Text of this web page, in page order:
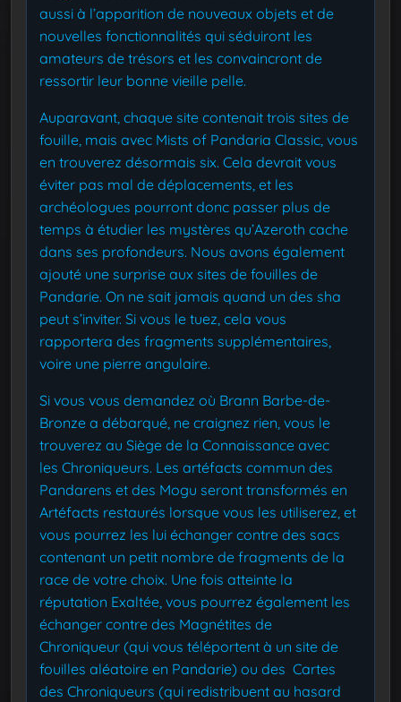
aussi à l’apparition de nouveaux objets et de
nouvelles fonctionnalités qui séduiront les
amateurs de trésors et les convaincront de
ressortir leur bonne vieille pelle.
Auparavant, chaque site contenait trois sites de
fouille, mais avec Mists of Pandaria Classic, vous
en trouverez désormais six. Cela devrait vous
éviter pas mal de déplacements, et les
archéologues pourront donc passer plus de
temps à étudier les mystères qu’Azeroth cache
dans ses profondeurs. Nous avons également
ajouté une surprise aux sites de fouilles de
Pandarie. On ne sait jamais quand un des sha
peut s’inviter. Si vous le tuez, cela vous
rapportera des fragments supplémentaires,
voire une pierre angulaire.
Si vous vous demandez où Brann Barbe-de-
Bronze a débarqué, ne craignez rien, vous le
trouverez au Siège de la Connaissance avec
les Chroniqueurs. Les artéfacts commun des
Pandarens et des Mogu seront transformés en
Artéfacts restaurés lorsque vous les utiliserez, et
vous pourrez les lui échanger contre des sacs
contenant un petit nombre de fragments de la
race de votre choix. Une fois atteinte la
réputation Exaltée, vous pourrez également les
échanger contre des Magnétites de
Chroniqueur (qui vous téléportent à un site de
fouilles aléatoire en Pandarie) ou des Cartes
des Chroniqueurs (qui redistribuent au hasard